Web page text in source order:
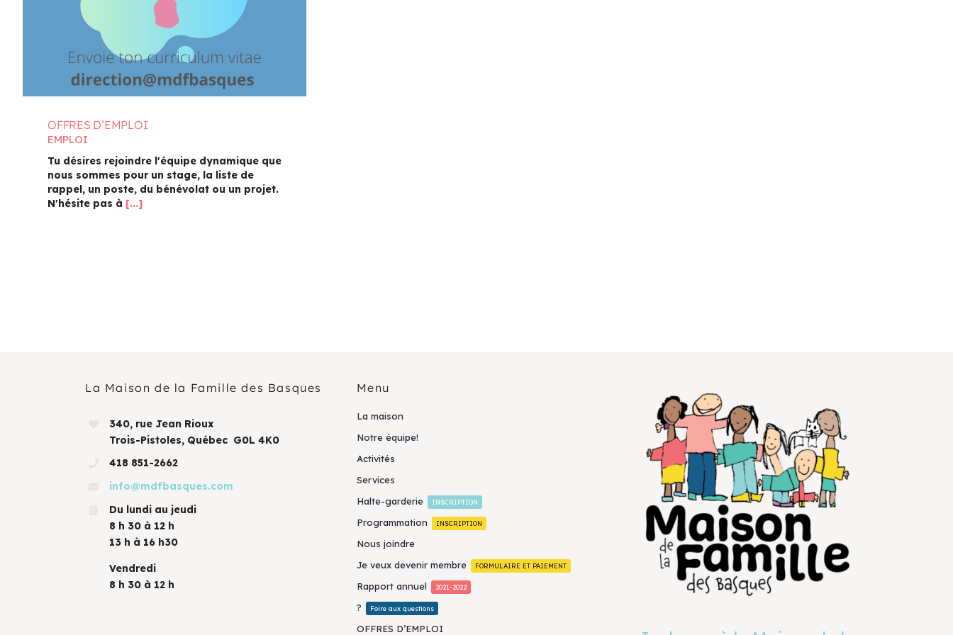
19
11 H 30 Min 13 H 30 Min
Pique-nique au parc poisson – Trois-Pistoles
20
10 H 00 Min-11 H 30 Min
Marche en famille
Voir Le Calendrier
OFFRES D’EMPLOI
EMPLOI
Tu désires rejoindre l'équipe dynamique que
nous sommes pour un stage, la liste de
rappel, un poste, du bénévolat ou un projet.
N'hésite pas à [...]
La Maison de la Famille des Basques
340, rue Jean Rioux
Trois-Pistoles, Québec G0L 4K0
418 851-2662
info@mdfbasques.com
Du lundi au jeudi
8 h 30 à 12 h
13 h à 16 h30
Vendredi
8 h 30 à 12 h
Menu
La maison
Notre équipe!
Activités
Services
Halte-garderie
INSCRIPTION
Programmation INSCRIPTION
Nous joindre
Je veux devenir membre
FORMULAIRE ET PAIEMENT
Rapport annuel 2021-2022
? Foire aux questions
OFFRES D’EMPLOI